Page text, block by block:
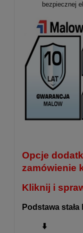
bezpiecznej
Opcje
zamówienie
Kliknij i
Podstawa stała